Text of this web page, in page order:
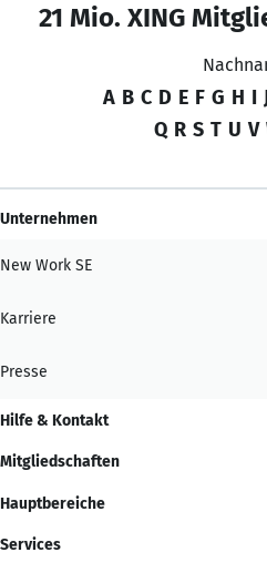
21 Mio. XING
A B C D E F G H I
Q R S T U V
Unternehmen
New Work SE
Karriere
Presse
Hilfe & Kontakt
Mitgliedschaften
Hauptbereiche
Services